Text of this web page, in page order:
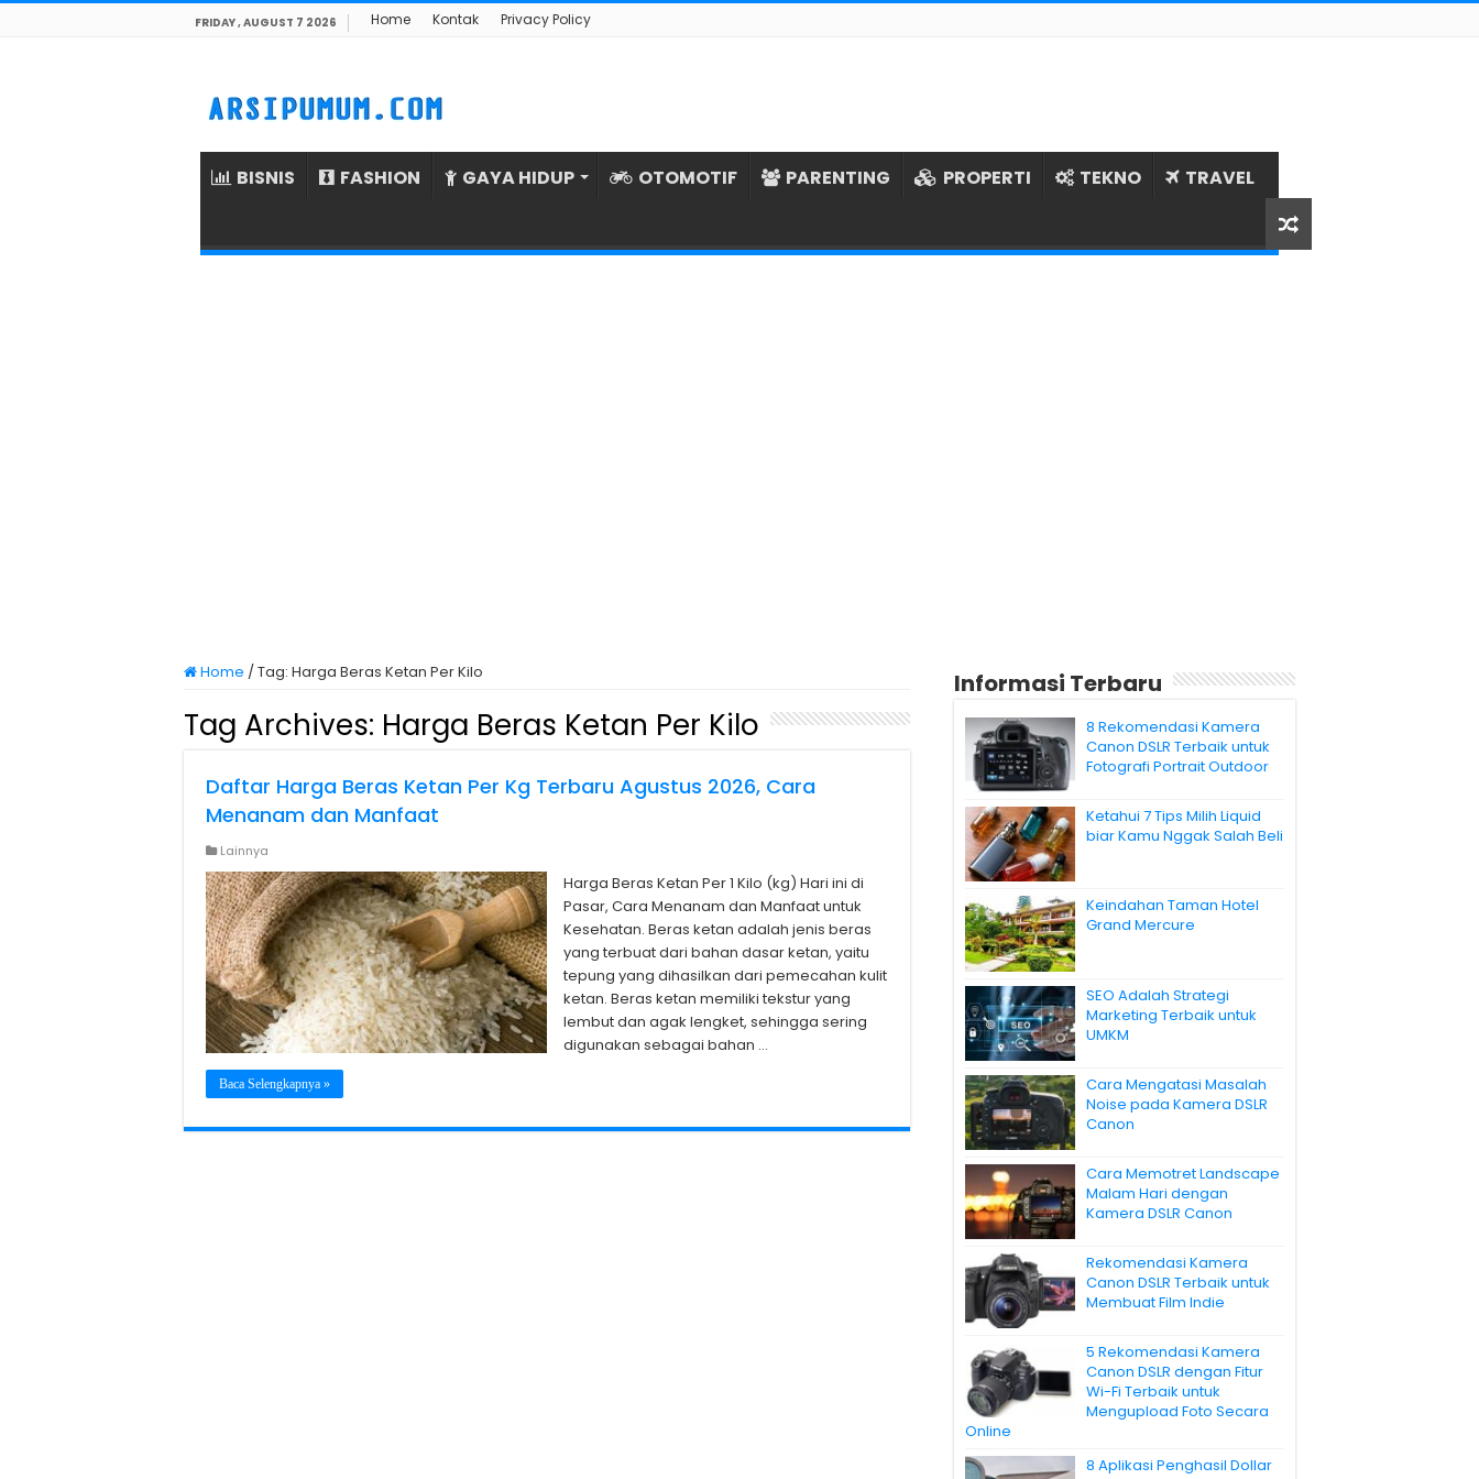
FRIDAY , AUGUST 7 2026 Home Kontak Privacy Policy
BISNIS FASHION GAYA HIDUP OTOMOTIF PARENTING PROPERTI TEKNO TRAVEL
Home /Tag: Harga Beras Ketan Per Kilo
Tag Archives: Harga Beras Ketan Per Kilo
Daftar Harga Beras Ketan Per Kg Terbaru Agustus 2026, Cara
Menanam dan Manfaat
Lainnya
Harga Beras Ketan Per 1 Kilo (kg) Hari ini di
Pasar, Cara Menanam dan Manfaat untuk
Kesehatan. Beras ketan adalah jenis beras
yang terbuat dari bahan dasar ketan, yaitu
tepung yang dihasilkan dari pemecahan kulit
ketan. Beras ketan memiliki tekstur yang
lembut dan agak lengket, sehingga sering
digunakan sebagai bahan …
Baca Selengkapnya »
Informasi Terbaru
8 Rekomendasi Kamera
Canon DSLR Terbaik untuk
Fotografi Portrait Outdoor
Ketahui 7 Tips Milih Liquid
biar Kamu Nggak Salah Beli
Keindahan Taman Hotel
Grand Mercure
SEO Adalah Strategi
Marketing Terbaik untuk
UMKM
Cara Mengatasi Masalah
Noise pada Kamera DSLR
Canon
Cara Memotret Landscape
Malam Hari dengan
Kamera DSLR Canon
Rekomendasi Kamera
Canon DSLR Terbaik untuk
Membuat Film Indie
5 Rekomendasi Kamera
Canon DSLR dengan Fitur
Wi-Fi Terbaik untuk
Mengupload Foto Secara
Online
8 Aplikasi Penghasil Dollar